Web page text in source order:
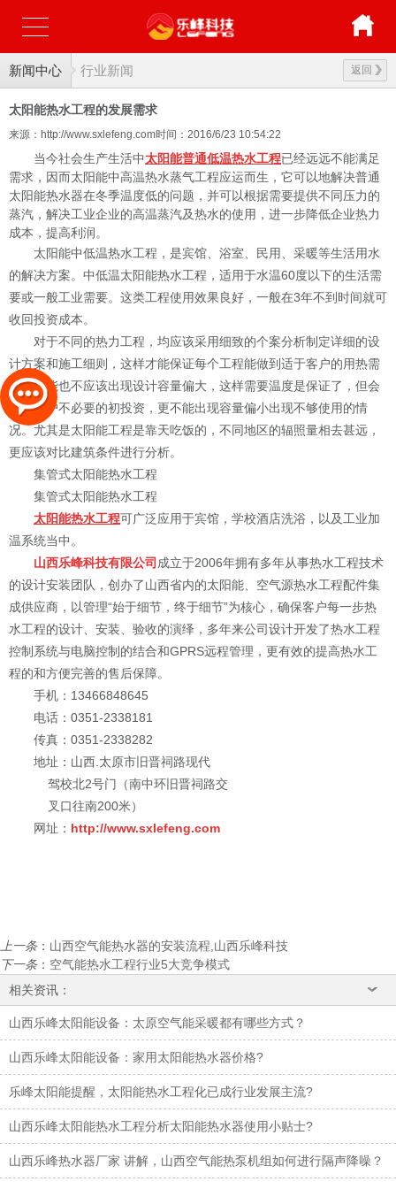
新闻中心 返回
行业新闻
太阳能热水工程的发展需求
来源：http://www.sxlefeng.com时间：2016/6/23 10:54:22
当今社会生产生活中太阳能普通低温热水工程已经远远不能满足
需求，因而太阳能中高温热水蒸气工程应运而生，它可以地解决普通
太阳能热水器在冬季温度低的问题，并可以根据需要提供不同压力的
蒸汽，解决工业企业的高温蒸汽及热水的使用，进一步降低企业热力
成本，提高利润。
太阳能中低温热水工程，是宾馆、浴室、民用、采暖等生活用水
的解决方案。中低温太阳能热水工程，适用于水温60度以下的生活需
要或一般工业需要。这类工程使用效果良好，一般在3年不到时间就可
收回投资成本。
对于不同的热力工程，均应该采用细致的个案分析制定详细的设
计方案和施工细则，这样才能保证每个工程能做到适于客户的用热需
要，不能也不应该出现设计容量偏大，这样需要温度是保证了，但会
增加用户不必要的初投资，更不能出现容量偏小出现不够使用的情
况。尤其是太阳能工程是靠天吃饭的，不同地区的辐照量相去甚远，
更应该对比建筑条件进行分析。
集管式太阳能热水工程
集管式太阳能热水工程
太阳能热水工程可广泛应用于宾馆，学校酒店洗浴，以及工业加
温系统当中。
山西乐峰科技有限公司 成立于2006年拥有多年从事热水工程技术
的设计安装团队，创办了山西省内的太阳能、空气源热水工程配件集
成供应商，以管理“始于细节，终于细节”为核心，确保客户每一步热
水工程的设计、安装、验收的演绎，多年来公司设计开发了热水工程
控制系统与电脑控制的结合和GPRS远程管理，更有效的提高热水工
程的和方便完善的售后保障。
手机：13466848645
电话：0351-2338181
传真：0351-2338282
地址：山西.太原市旧晋祠路现代
驾校北2号门（南中环旧晋祠路交
叉口往南200米）
网址： http://www.sxlefeng.com
上一条： 山西空气能热水器的安装流程,山西乐峰科技
下一条： 空气能热水工程行业5大竞争模式
相关资讯：
山西乐峰太阳能设备：太原空气能采暖都有哪些方式？
山西乐峰太阳能设备：家用太阳能热水器价格?
乐峰太阳能提醒，太阳能热水工程化已成行业发展主流?
山西乐峰太阳能热水工程分析太阳能热水器使用小贴士?
山西乐峰热水器厂家 讲解，山西空气能热泵机组如何进行隔声降噪？